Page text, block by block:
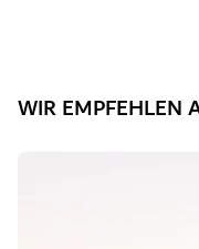
WIR EMPFEHLEN